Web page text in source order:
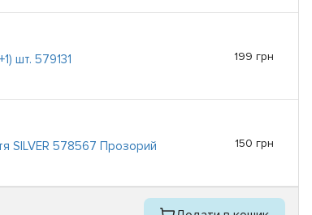
шт. 579131 199 грн
SILVER 578567 Прозорий 150 грн